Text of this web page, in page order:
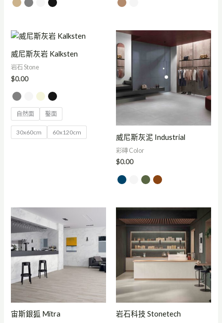
威尼斯灰岩 Kalksten
岩石 Stone
$0.00
自然面 鑿面
30x60cm 60x120cm
威尼斯灰泥 Industrial
彩磚 Color
$0.00
宙斯銀狐 Mitra 岩石科技 Stonetech